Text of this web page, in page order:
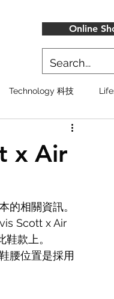
Online
Technology 科技
x Air
的相關資訊。
Scott x Air
款上。
腰位置是採用